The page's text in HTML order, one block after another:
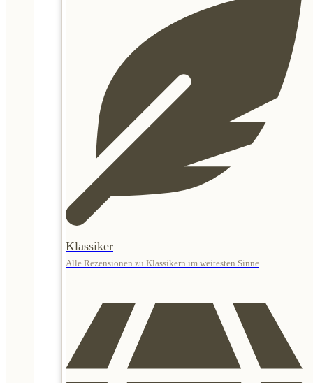
Klassiker
Alle Rezensionen zu Klassikern im weitesten Sinne